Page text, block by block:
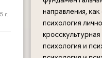
направления,
психология
психология и
г.